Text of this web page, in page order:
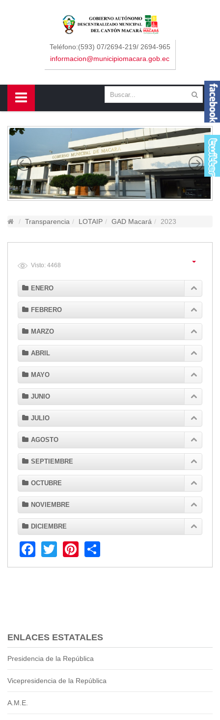
Teléfono:(593) 07/2694-219/ 2694-965
informacion@municipiomacara.gob.ec
Transparencia LOTAIP GAD Macará 2023
Visto: 4468
ENERO
FEBRERO
MARZO
ABRIL
MAYO
JUNIO
JULIO
AGOSTO
SEPTIEMBRE
OCTUBRE
NOVIEMBRE
DICIEMBRE
Facebook
TwitterPinterest
ENLACES ESTATALES
Presidencia de la República
Vicepresidencia de la República
A.M.E.
Sidebar Menu
Concejo
Departamentos
Contáctenos
Cantón
Himno a Macará
Símbolos Patrios
Gastronomía
Parques
Petroglifos
Numbiaranga
Plan de Desarrollo Turístico
Noticias
Obras
Asambleas
Convenios
Eventos
Comunicados e Invitaciones
Socializaciones
Reuniones
Deportes
Social
Transparencia
LOTAIP
GAD Macará
2026
2025
2020
2024
2023
2015
2014
2013
2022
2021